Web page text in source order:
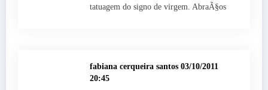
tatuagem do signo de virgem. AbraÃ§os
fabiana cerqueira santos 03/10/2011
20:45